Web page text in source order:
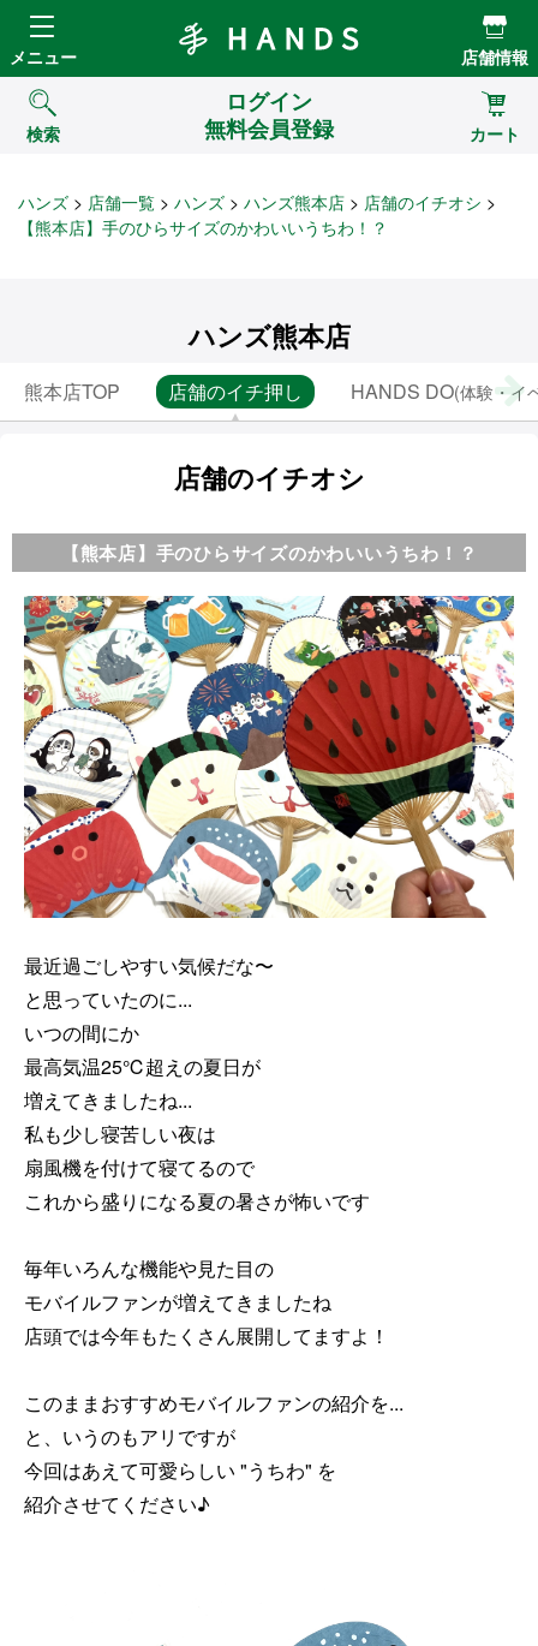
Hands ハンズ
メニュー 店舗情報
検索
ログイン
無料会員登録
カート
ハンズ 店舗一覧 ハンズ ハンズ熊本店
店舗のイチオシ
【熊本店】手のひらサイズのかわいいうちわ！？
ハンズ熊本店
熊本店TOP 店舗のイチ押し HANDS DO(体験・イ
店舗のイチオシ
【熊本店】手のひらサイズのかわいいうちわ！？
最近過ごしやすい気候だな〜
と思っていたのに...
いつの間にか
最高気温25℃超えの夏日が
増えてきましたね...
私も少し寝苦しい夜は
扇風機を付けて寝てるので
これから盛りになる夏の暑さが怖いです
毎年いろんな機能や見た目の
モバイルファンが増えてきましたね
店頭では今年もたくさん展開してますよ！
このままおすすめモバイルファンの紹介を...
と、いうのもアリですが
今回はあえて可愛らしい "うちわ" を
紹介させてください♪